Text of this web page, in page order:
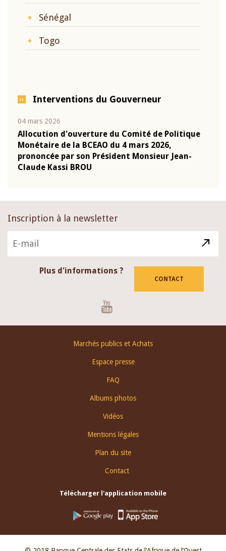
Sénégal
Togo
Interventions du Gouverneur
04 mars 2026
Allocution d'ouverture du Comité de Politique
Monétaire de la BCEAO du 4 mars 2026,
prononcée par son Président Monsieur Jean-
Claude Kassi BROU
Inscription à la newsletter
Plus d'informations ?
CONTACT
Marchés publics et Achats
Espace presse
FAQ
Albums photos
Vidéos
Mentions légales
Plan du site
Contact
Télécharger l'application mobile